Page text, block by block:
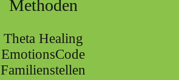
Methoden
Theta Healing
EmotionsCode
Familienstellen